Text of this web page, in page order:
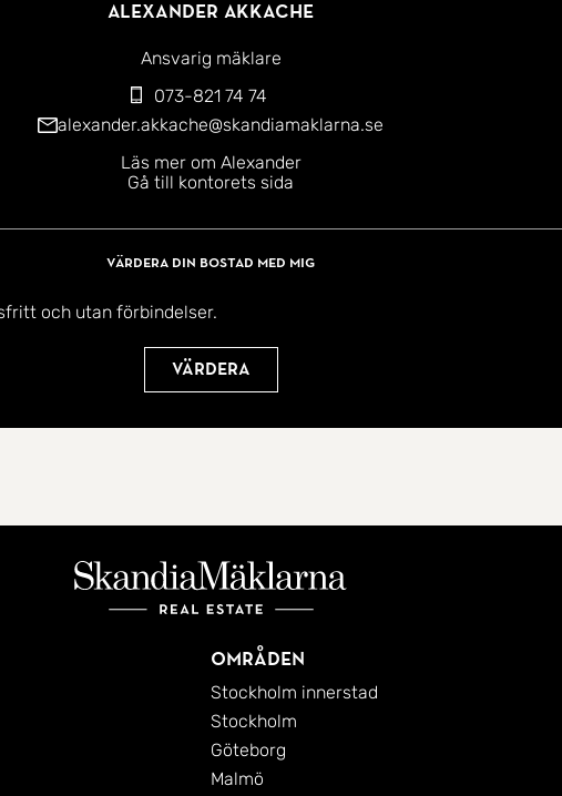
Alexander Akkache
Ansvarig mäklare
073-821 74 74
alexander.akkache@skandiamaklarna.se
Läs mer om Alexander
Gå till kontorets sida
Värdera din bostad med mig
och utan förbindelser.
Värdera
Områden
Stockholm innerstad
Stockholm
Göteborg
Malmö